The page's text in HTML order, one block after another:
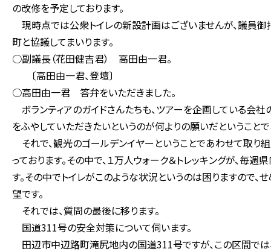
の改修を予定しております。
現時点では公衆トイレの新設計画はございませんが、議員御
町と協議してまいります。
○副議長（花田健吉君） 高田由一君。
〔高田由一君、登壇〕
○高田由一君 答弁をいただきました。
ボランティアのガイドさんたちも、ツアーを企画している会
をふやしていただきたいというのが何よりの願いだということで
それで、観光のゴールデンイヤーということであわせて取り
っております。その中で、１万人ウォーク＆トレッキングが、毎
す。その中でトイレがこのような状況というのは困りますので
望です。
それでは、質問の最後に移ります。
国道311号の安全対策について伺います。
田辺市中辺路町滝尻地内の国道311号ですが、この区間で